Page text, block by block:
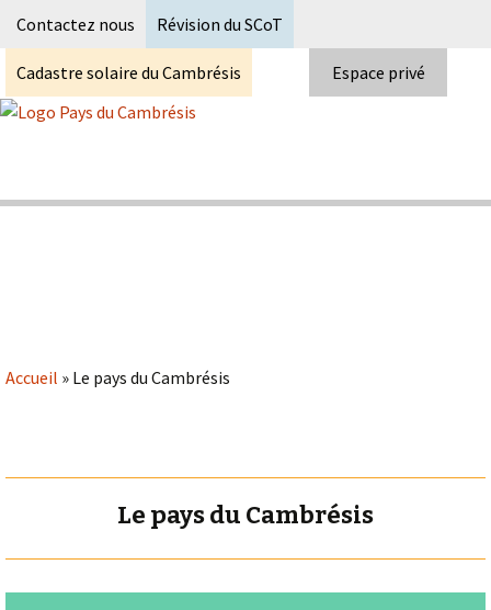
Contactez nous Révision du SCoT
Cadastre solaire du Cambrésis Espace privé
Accueil » Le pays du Cambrésis
Le pays du Cambrésis